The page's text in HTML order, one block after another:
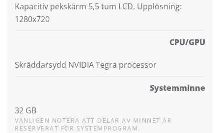
Kapacitiv pekskärm 5,5 tum LCD. Upplösning:
1280x720
CPU/GPU
Skräddarsydd NVIDIA Tegra processor
Systemminne
32 GB
VÄNLIGEN NOTERA ATT DELAR AV MINNET ÄR
RESERVERAT FÖR SYSTEMPROGRAM.